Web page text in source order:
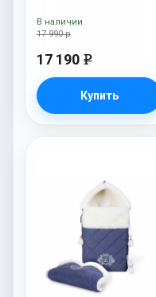
(натуральная овчина)
Sky
17 990 р
17 190 e
Купить
В наличии